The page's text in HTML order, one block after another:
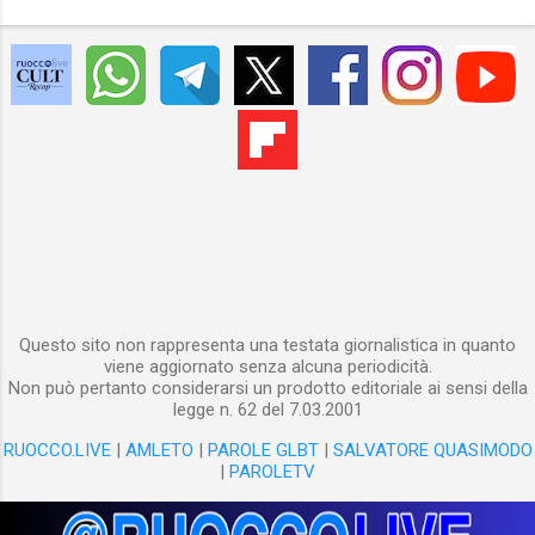
Questo sito non rappresenta una testata giornalistica in quanto
viene aggiornato senza alcuna periodicità.
Non può pertanto considerarsi un prodotto editoriale ai sensi della
legge n. 62 del 7.03.2001
RUOCCO.LIVE| AMLETO | PAROLE GLBT| SALVATORE QUASIMODO
| PAROLETV